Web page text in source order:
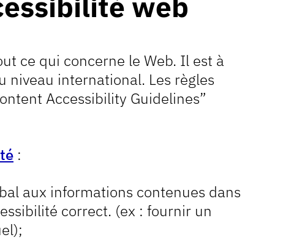
ce qui concerne le Web. Il est à
niveau international. Les règles
Accessibility Guidelines”
:
aux informations contenues dans
correct. (ex : fournir un